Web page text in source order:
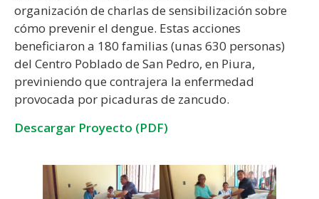
organización de charlas de sensibilización sobre
cómo prevenir el dengue. Estas acciones
beneficiaron a 180 familias (unas 630 personas)
del Centro Poblado de San Pedro, en Piura,
previniendo que contrajera la enfermedad
provocada por picaduras de zancudo.
Descargar Proyecto (PDF)